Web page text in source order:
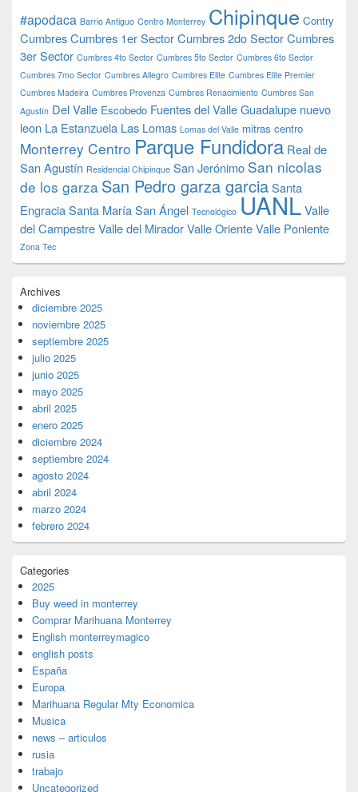
#apodaca Barrio Antiguo Centro Monterrey Chipinque Contry
CumbresCumbres 1er SectorCumbres 2do SectorCumbres
3er Sector Cumbres 4to Sector Cumbres 5to Sector Cumbres 6to Sector
Cumbres 7mo Sector Cumbres Allegro Cumbres Elite Cumbres Elite Premier
Cumbres Madeira Cumbres Provenza Cumbres Renacimiento Cumbres San
Agustín Del Valle Escobedo Fuentes del ValleGuadalupe nuevo
leon La Estanzuela Las Lomas Lomas del Valle mitras centro
Monterrey Centro Parque Fundidora Real de
San Agustín Residencial Chipinque San Jerónimo San nicolas
de los garza San Pedro garza garciaSanta
EngraciaSanta MaríaSan Ángel Tecnológico UANLValle
del CampestreValle del MiradorValle OrienteValle Poniente
Zona Tec
Archives
diciembre 2025
noviembre 2025
septiembre 2025
julio 2025
junio 2025
mayo 2025
abril 2025
enero 2025
diciembre 2024
septiembre 2024
agosto 2024
abril 2024
marzo 2024
febrero 2024
Categories
2025
Buy weed in monterrey
Comprar Marihuana Monterrey
English monterreymagico
english posts
España
Europa
Marihuana Regular Mty Economica
Musica
news – articulos
rusia
trabajo
Uncategorized